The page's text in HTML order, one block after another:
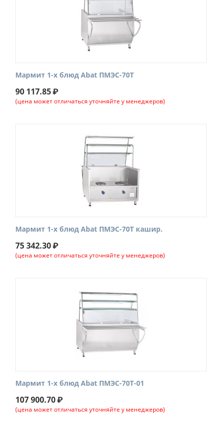
Мармит 1-х блюд Abat ПМЭС-70Т
90 117.85₽
(цена может отличаться уточняйте у менеджеров)
Мармит 1-х блюд Abat ПМЭС-70Т кашир.
75 342.30₽
(цена может отличаться уточняйте у менеджеров)
Мармит 1-х блюд Abat ПМЭС-70Т-01
107 900.70₽
(цена может отличаться уточняйте у менеджеров)